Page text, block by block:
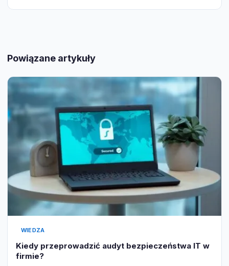
Powiązane artykuły
WIEDZA
Kiedy przeprowadzić audyt bezpieczeństwa IT w
firmie?